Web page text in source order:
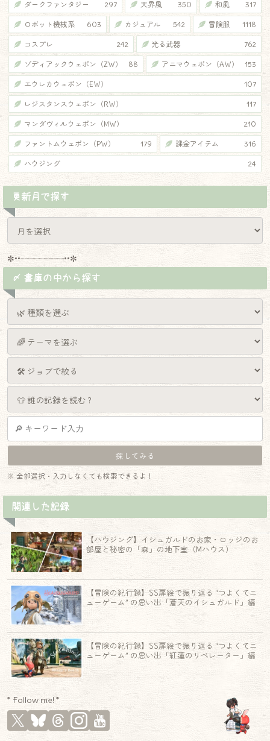
ダークファンタジー 297 天界風 350 和風 317
ロボット機械系 603 カジュアル 542 冒険服 1118
コスプレ 242 光る武器 762
ゾディアックウェポン（ZW） 88 アニマウェポン（AW） 153
エウレカウェポン（EW） 107
レジスタンスウェポン（RW） 117
マンダヴィルウェポン（MW） 210
ファントムウェポン（PW） 179 課金アイテム 316
ハウジング 24
更新月で探す
✼••┈┈┈┈┈┈┈┈┈••✼
〆 書庫の中から探す
※ 全部選択・入力しなくても検索できるよ！
関連した記録
【ハウジング】イシュガルドのお家・ロッジのお
部屋と秘密の「森」の地下室（Mハウス）
【冒険の紀行録】SS扉絵で振り返る “つよくてニ
ューゲーム” の思い出「蒼天のイシュガルド」編
【冒険の紀行録】SS扉絵で振り返る “つよくてニ
ューゲーム” の思い出「紅蓮のリベレーター」編
* Follow me! *